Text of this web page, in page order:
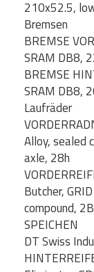
210x52.5,
Bremsen
BREMSE
SRAM DB8,
BREMSE
SRAM DB8,
Laufräder
Alloy, sealed
axle, 28h
Butcher,
compound,
SPEICHEN
DT Swiss